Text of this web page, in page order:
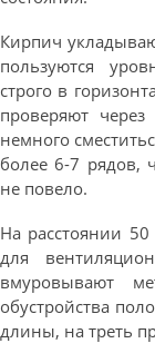
Кирпич
пользуются
строго в
проверяют
немного
более 6-7 рядов,
не повело.
На расстоянии
для
вмуровывают
обустройства
длины, на треть